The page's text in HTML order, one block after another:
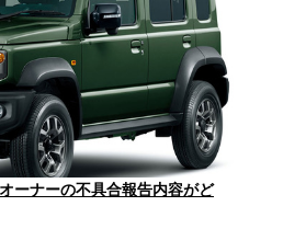
ーナーの不具合報告内容がど